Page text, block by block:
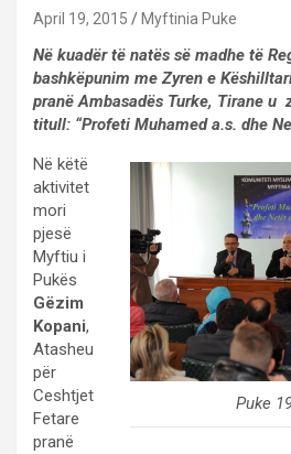
April 19, 2015 Myftinia Puke
Në kuadër të natës së madhe të
bashkëpunim me Zyren e
pranë Ambasadës Turke, Tirane u
titull: “Profeti Muhamed a.s. dhe
Puke
Në këtë
aktivitet
mori
pjesë
Myftiu i
Pukës
Gëzim
Kopani,
Atasheu
për
Ceshtjet
Fetare
pranë